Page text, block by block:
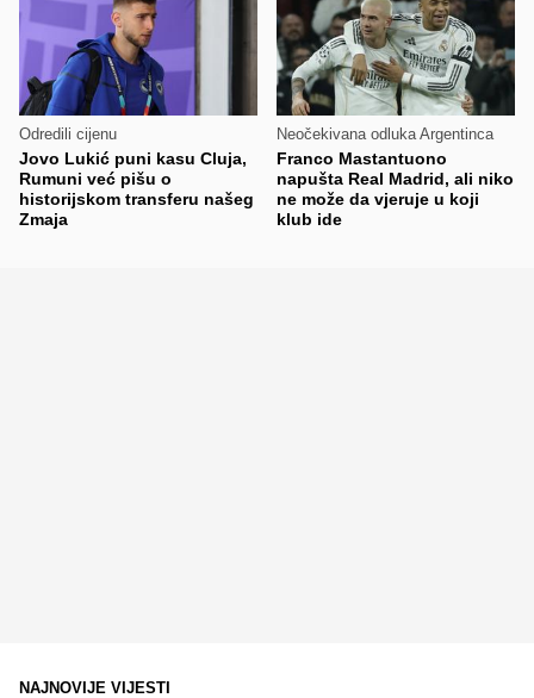
Odredili cijenu
Jovo Lukić puni kasu Cluja,
Rumuni već pišu o
historijskom transferu našeg
Zmaja
Neočekivana odluka Argentinca
Franco Mastantuono
napušta Real Madrid, ali niko
ne može da vjeruje u koji
klub ide
NAJNOVIJE VIJESTI